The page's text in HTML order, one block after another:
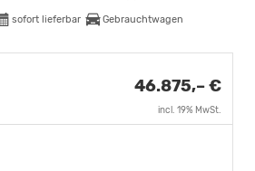
sofort lieferbar
Gebrauchtwagen
46.875,– €
incl. 19% MwSt.